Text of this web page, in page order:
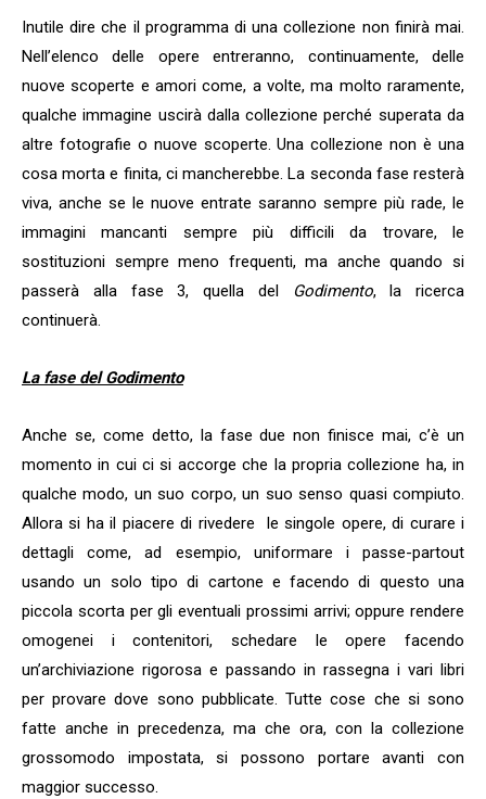
Inutile dire che il programma di una collezione non finirà mai.
Nell’elenco delle opere entreranno, continuamente, delle
nuove scoperte e amori come, a volte, ma molto raramente,
qualche immagine uscirà dalla collezione perché superata da
altre fotografie o nuove scoperte. Una collezione non è una
cosa morta e finita, ci mancherebbe. La seconda fase resterà
viva, anche se le nuove entrate saranno sempre più rade, le
immagini mancanti sempre più difficili da trovare, le
sostituzioni sempre meno frequenti, ma anche quando si
passerà alla fase 3, quella del
Godimento, la ricerca
continuerà.
La fase del Godimento
Anche se, come detto, la fase due non finisce mai, c’è un
momento in cui ci si accorge che la propria collezione ha, in
qualche modo, un suo corpo, un suo senso quasi compiuto.
Allora si ha il piacere di rivedere le singole opere, di curare i
dettagli come, ad esempio, uniformare i passe-partout
usando un solo tipo di cartone e facendo di questo una
piccola scorta per gli eventuali prossimi arrivi; oppure rendere
omogenei i contenitori, schedare le opere facendo
un’archiviazione rigorosa e passando in rassegna i vari libri
per provare dove sono pubblicate. Tutte cose che si sono
fatte anche in precedenza, ma che ora, con la collezione
grossomodo impostata, si possono portare avanti con
maggior successo.